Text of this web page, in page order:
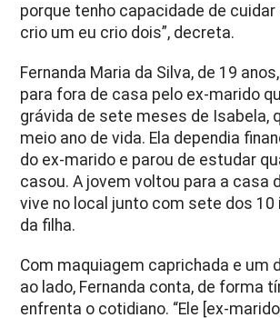
porque tenho capacidade de cuidar
crio um eu crio dois”, decreta.
Fernanda Maria da Silva, de 19
para fora de casa pelo ex-marido
grávida de sete meses de Isabela,
meio ano de vida. Ela dependia
do ex-marido e parou de estudar
casou. A jovem voltou para a casa
vive no local junto com sete dos 10
da filha.
Com maquiagem caprichada e um
ao lado, Fernanda conta, de forma
enfrenta o cotidiano. “Ele [ex-